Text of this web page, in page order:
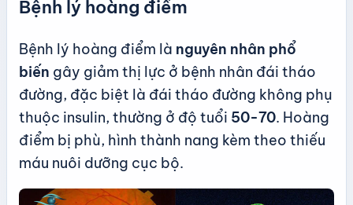
Bệnh lý hoàng điểm
Bệnh lý hoàng điểm là nguyên nhân phổ
biến gây giảm thị lực ở bệnh nhân đái tháo
đường, đặc biệt là đái tháo đường không phụ
thuộc insulin, thường ở độ tuổi 50-70. Hoàng
điểm bị phù, hình thành nang kèm theo thiếu
máu nuôi dưỡng cục bộ.